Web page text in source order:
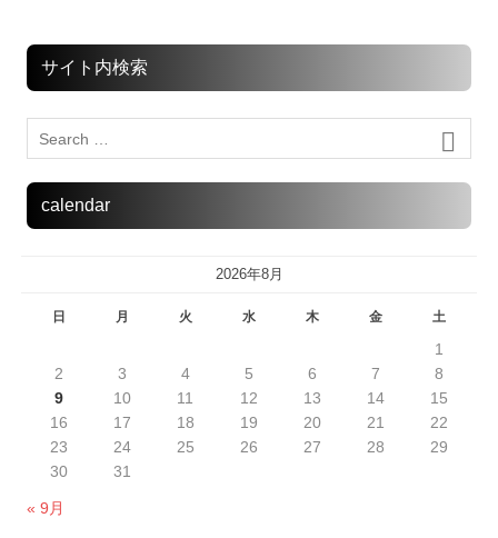
サイト内検索
calendar
2026年8月
日 月 火 水 木 金 土
« 9月
1
2
3 4 5 6 7
8
9
10 11 12 13 14
15
16
17 18 19 20 21
22
23
24 25 26 27 28
29
30
31